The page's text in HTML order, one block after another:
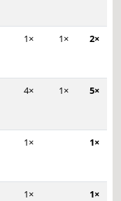
1× 1× 2×
4× 1× 5×
1× 1×
1× 1×